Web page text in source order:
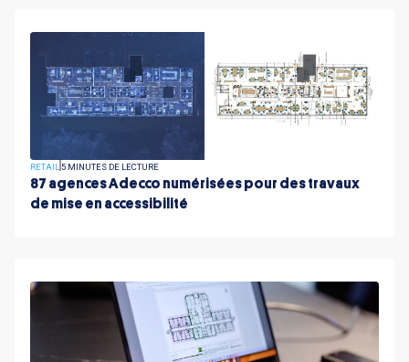
RETAIL 5 MINUTES DE LECTURE
87 agences Adecco numérisées pour des travaux
de mise en accessibilité